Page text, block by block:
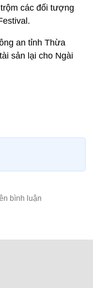
các đối tượng
an tỉnh Thừa
sản lại cho Ngài